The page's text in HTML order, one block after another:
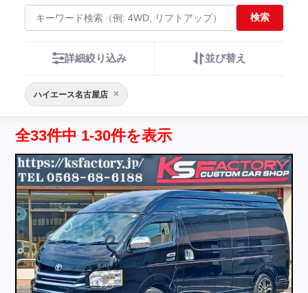
コラム
店舗問い合わせ
検索
詳細絞り込み 並び替え
ハイエース名古屋店 ×
全33件中 1-30件を表示